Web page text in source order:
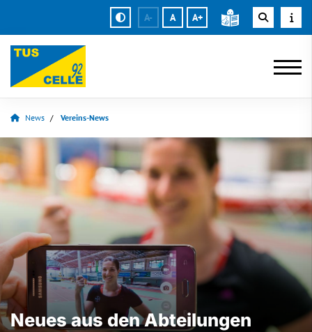
A- A A+
News Vereins-News
Neues aus den Abteilungen